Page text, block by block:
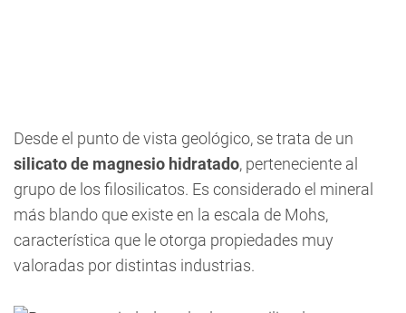
Desde el punto de vista geológico, se trata de un
silicato de magnesio hidratado, perteneciente al
grupo de los filosilicatos. Es considerado el mineral
más blando que existe en la escala de Mohs,
característica que le otorga propiedades muy
valoradas por distintas industrias.